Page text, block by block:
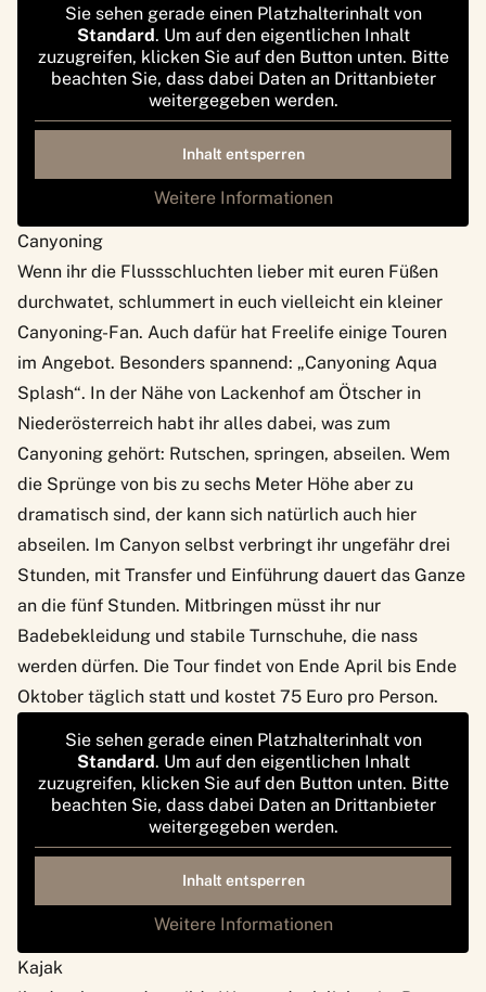
Sie sehen gerade einen Platzhalterinhalt von
Standard. Um auf den eigentlichen Inhalt
zuzugreifen, klicken Sie auf den Button unten. Bitte
beachten Sie, dass dabei Daten an Drittanbieter
weitergegeben werden.
Inhalt entsperren
Weitere Informationen
Canyoning
Wenn ihr die Flussschluchten lieber mit euren Füßen
durchwatet, schlummert in euch vielleicht ein kleiner
Canyoning-Fan. Auch dafür hat Freelife einige Touren
im Angebot. Besonders spannend: „Canyoning Aqua
Splash“. In der Nähe von Lackenhof am Ötscher in
Niederösterreich habt ihr alles dabei, was zum
Canyoning gehört: Rutschen, springen, abseilen. Wem
die Sprünge von bis zu sechs Meter Höhe aber zu
dramatisch sind, der kann sich natürlich auch hier
abseilen. Im Canyon selbst verbringt ihr ungefähr drei
Stunden, mit Transfer und Einführung dauert das Ganze
an die fünf Stunden. Mitbringen müsst ihr nur
Badebekleidung und stabile Turnschuhe, die nass
werden dürfen. Die Tour findet von Ende April bis Ende
Oktober täglich statt und kostet 75 Euro pro Person.
Sie sehen gerade einen Platzhalterinhalt von
Standard. Um auf den eigentlichen Inhalt
zuzugreifen, klicken Sie auf den Button unten. Bitte
beachten Sie, dass dabei Daten an Drittanbieter
weitergegeben werden.
Inhalt entsperren
Weitere Informationen
Kajak